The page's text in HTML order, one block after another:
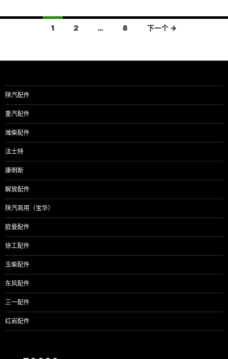
导
1 2 … 8 下一个 →
陕汽配件
重汽配件
潍柴配件
法士特
康明斯
解放配件
陕汽商用（宝华）
欧曼配件
徐工配件
玉柴配件
东风配件
三一配件
红岩配件